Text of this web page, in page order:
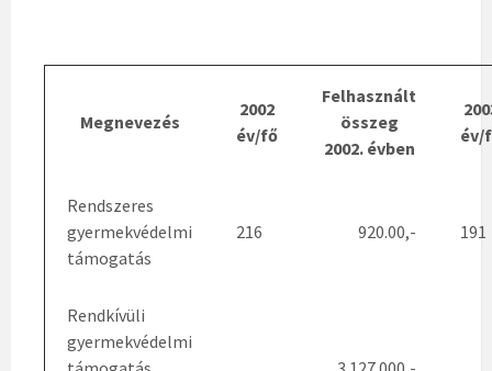
Megnevezés
2002
év/fő
Felhasznált
összeg
2002. évben
év/
Rendszeres
gyermekvédelmi
támogatás
216 920.00,- 191
Rendkívüli
gyermekvédelmi